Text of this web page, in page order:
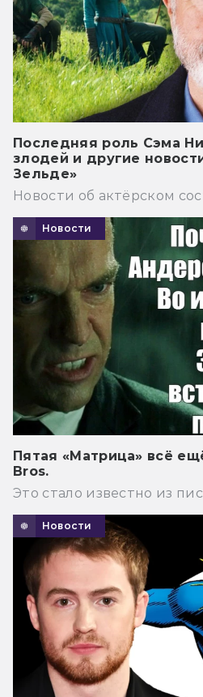
Последняя роль Сэма
злодей и другие
Зельде»
Новости об актёрском
Новости
Пятая «Матрица» всё
Bros.
Это стало известно из
Новости